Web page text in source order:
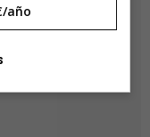
año